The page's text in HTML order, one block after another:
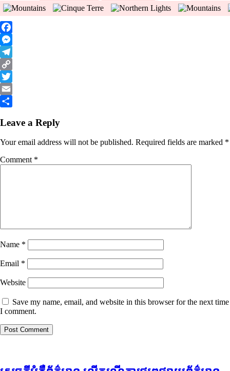
Facebook
Messenger
Telegram
Copy
Link
Twitter
Email
Leave a Reply
Your email address will not be published. Required fields are marked *
Comment *
Name *
Email *
Website
Save my name, email, and website in this browser for the next time
I comment.